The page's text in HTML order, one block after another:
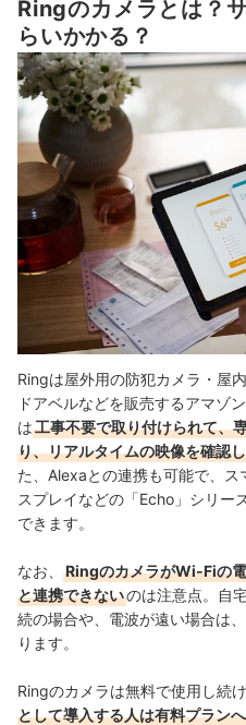
Ringのカメラの売れ筋ランキングも
Ringのカメラとは？
らいかかる？
Ringは屋外用の防犯カメラ・屋
ドアベルなどを販売するアマゾ
は工事不要で取り付けられて、
り、リアルタイムの映像を確認
た、Alexaとの連携も可能で、ス
スプレイなどの「Echo」シリー
できます。
なお、
RingのカメラがWi-Fiの
と連携できないのは注意点。自
続の場合や、電波が遠い場合は
ります。
Ringのカメラは無料で使用し続
として導入する人は有料プラン